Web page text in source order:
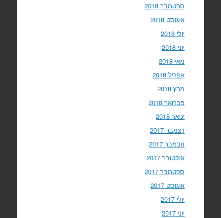
ספטמבר 2018
אוגוסט 2018
יולי 2018
יוני 2018
מאי 2018
אפריל 2018
מרץ 2018
פברואר 2018
ינואר 2018
דצמבר 2017
נובמבר 2017
אוקטובר 2017
ספטמבר 2017
אוגוסט 2017
יולי 2017
יוני 2017